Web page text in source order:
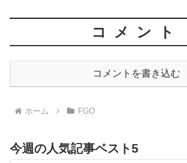
コメント
コメントを書き込む
ホーム FGO
今週の人気記事ベスト5